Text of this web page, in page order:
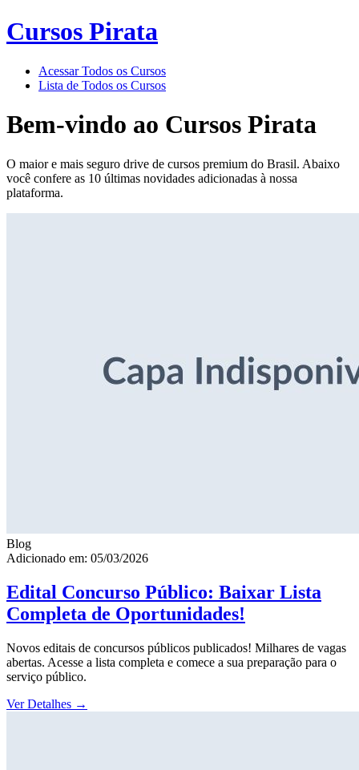
Cursos Pirata
Acessar Todos os Cursos
Lista de Todos os Cursos
Bem-vindo ao Cursos Pirata
O maior e mais seguro drive de cursos premium do Brasil. Abaixo
você confere as 10 últimas novidades adicionadas à nossa
plataforma.
Blog
Adicionado em: 05/03/2026
Edital Concurso Público: Baixar Lista
Completa de Oportunidades!
Novos editais de concursos públicos publicados! Milhares de vagas
abertas. Acesse a lista completa e comece a sua preparação para o
serviço público.
Ver Detalhes →